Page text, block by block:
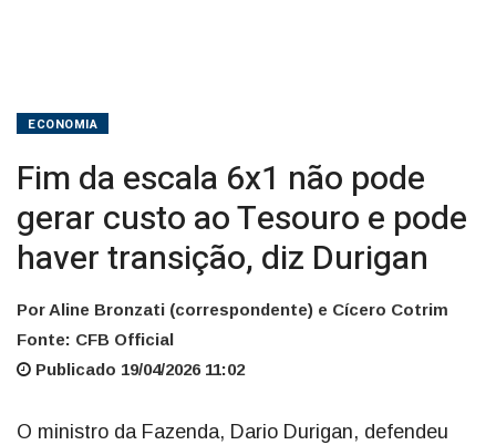
ECONOMIA
Fim da escala 6x1 não pode
gerar custo ao Tesouro e pode
haver transição, diz Durigan
Por Aline Bronzati (correspondente) e Cícero Cotrim
Fonte: CFB Official
Publicado 19/04/2026 11:02
O ministro da Fazenda, Dario Durigan, defendeu